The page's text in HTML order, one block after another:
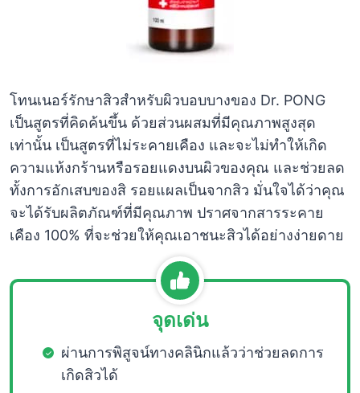
โทนเนอร์รักษาสิวสำหรับผิวบอบบางของ Dr. PONG
เป็นสูตรที่คิดค้นขึ้น ด้วยส่วนผสมที่มีคุณภาพสูงสุด
เท่านั้น เป็นสูตรที่ไม่ระคายเคือง และจะไม่ทำให้เกิด
ความแห้งกร้านหรือรอยแดงบนผิวของคุณ และช่วยลด
ทั้งการอักเสบของสิ รอยแผลเป็นจากสิว มั่นใจได้ว่าคุณ
จะได้รับผลิตภัณฑ์ที่มีคุณภาพ ปราศจากสารระคาย
เคือง 100% ที่จะช่วยให้คุณเอาชนะสิวได้อย่างง่ายดาย
จุดเด่น
ผ่านการพิสูจน์ทางคลินิกแล้วว่าช่วยลดการ
เกิดสิวได้